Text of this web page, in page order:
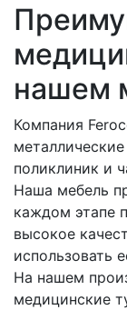
нашем
Компания
поликлиник и
Наша мебель
каждом этапе
высокое
использовать
На нашем
медицинские